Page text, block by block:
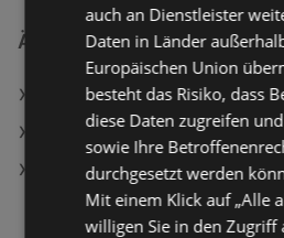
Ähnliche Händler
Action Angebote
PAGRO / LIBRO Angebote
TEDi Angebote
auch an Dienstleister
Daten in Länder
Europäischen Union
besteht das Risiko, dass
diese Daten zugreifen
sowie Ihre
durchgesetzt werden
Mit einem Klick auf „Alle
willigen Sie in den Zugriff